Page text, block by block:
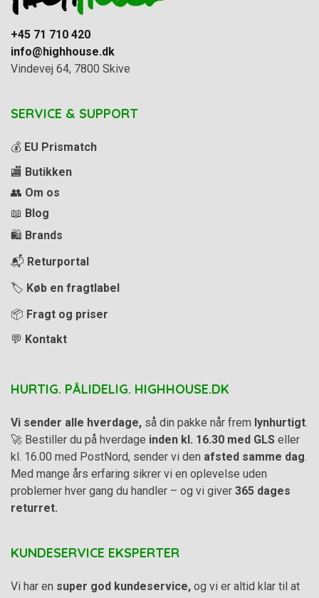
+45 71 710 420
info@highhouse.dk
Vindevej 64, 7800 Skive
SERVICE & SUPPORT
💰 EU Prismatch
🏬 Butikken
👥 Om os
📖 Blog
🛍️ Brands
📬 Returportal
🏷️ Køb en fragtlabel
📦 Fragt og priser
💬 Kontakt
HURTIG. PÅLIDELIG. HIGHHOUSE.DK
Vi sender alle hverdage, så din pakke når frem lynhurtigt
🚀 Bestiller du på hverdage inden kl. 16.30 med GLS eller
kl. 16.00 med PostNord, sender vi den afsted samme dag
Med mange års erfaring sikrer vi en oplevelse uden
problemer hver gang du handler – og vi giver 365 dages
returret.
KUNDESERVICE EKSPERTER
Vi har en super god kundeservice, og vi er altid klar til at